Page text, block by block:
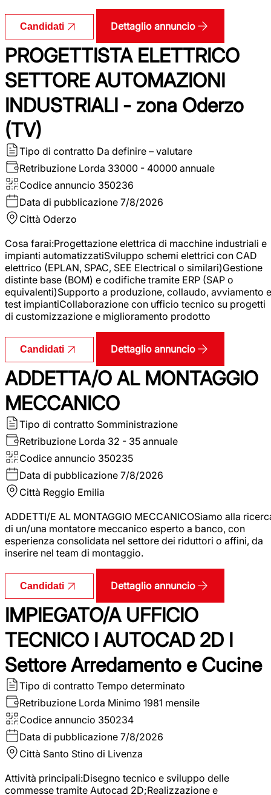
Candidati Dettaglio annuncio
PROGETTISTA ELETTRICO
SETTORE AUTOMAZIONI
INDUSTRIALI - zona Oderzo
(TV)
Tipo di contratto Da definire – valutare
Retribuzione Lorda 33000 - 40000 annuale
Codice annuncio 350236
Data di pubblicazione 7/8/2026
Città Oderzo
Cosa farai:Progettazione elettrica di macchine industriali e
impianti automatizzatiSviluppo schemi elettrici con CAD
elettrico (EPLAN, SPAC, SEE Electrical o similari)Gestione
distinte base (BOM) e codifiche tramite ERP (SAP o
equivalenti)Supporto a produzione, collaudo, avviamento e
test impiantiCollaborazione con ufficio tecnico su progetti
di customizzazione e miglioramento prodotto
Candidati Dettaglio annuncio
ADDETTA/O AL MONTAGGIO
MECCANICO
Tipo di contratto Somministrazione
Retribuzione Lorda 32 - 35 annuale
Codice annuncio 350235
Data di pubblicazione 7/8/2026
Città Reggio Emilia
ADDETTI/E AL MONTAGGIO MECCANICOSiamo alla
di un/una montatore meccanico esperto a banco, con
esperienza consolidata nel settore dei riduttori o affini, da
inserire nel team di montaggio.
Candidati Dettaglio annuncio
IMPIEGATO/A UFFICIO
TECNICO I AUTOCAD 2D I
Settore Arredamento e Cucine
Tipo di contratto Tempo determinato
Retribuzione Lorda Minimo 1981 mensile
Codice annuncio 350234
Data di pubblicazione 7/8/2026
Città Santo Stino di Livenza
Attività principali:Disegno tecnico e sviluppo delle
commesse tramite Autocad 2D;Realizzazione e